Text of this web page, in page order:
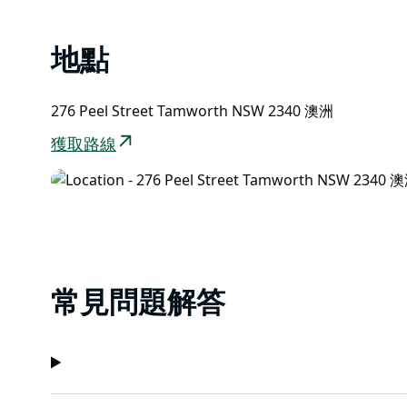
地點
276 Peel Street Tamworth NSW 2340 澳洲
獲取路線
常見問題解答